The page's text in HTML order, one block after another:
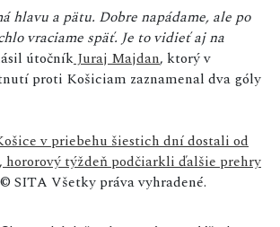
hlavu a pätu. Dobre napádame, ale po
vraciame späť. Je to vidieť aj na
útočník Juraj Majdan, ktorý v
proti Košiciam zaznamenal dva góly
v priebehu šiestich dní dostali od
hororový týždeň podčiarkli ďalšie prehry
© SITA Všetky práva vyhradené.